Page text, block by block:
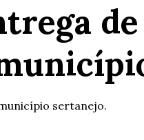
de
sertanejo.